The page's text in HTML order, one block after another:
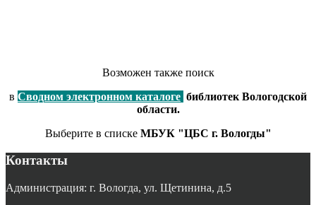
Возможен также поиск
в Сводном электронном каталоге библиотек Вологодской
области.
Выберите в списке МБУК "ЦБС г. Вологды"
Контакты
Администрация: г. Вологда, ул. Щетинина, д.5